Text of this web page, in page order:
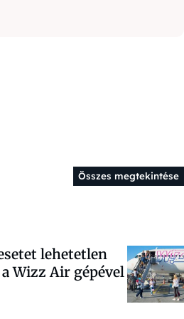
Összes megtekintése
lehetetlen
Wizz Air gépével